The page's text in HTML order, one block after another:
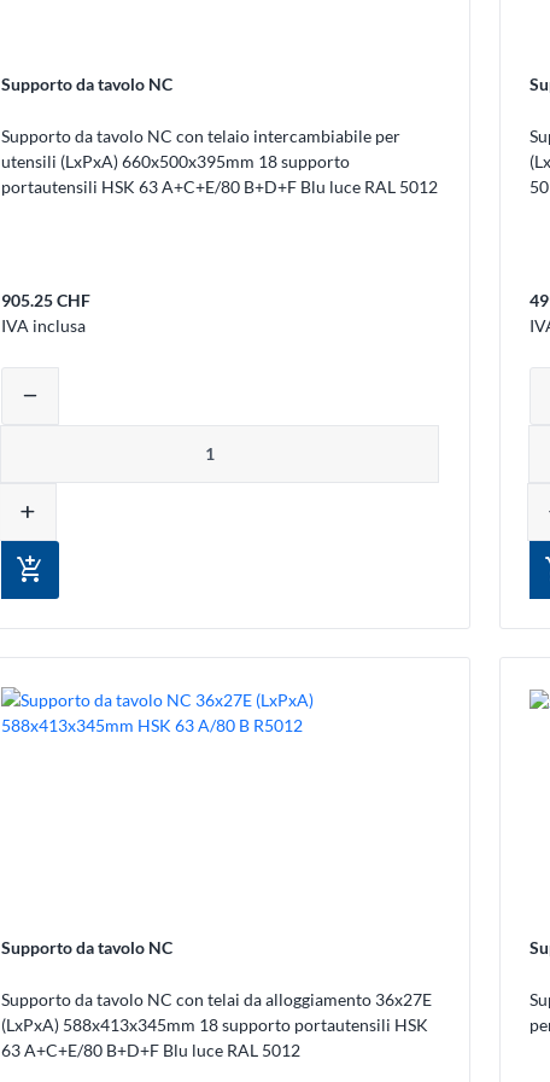
Supporto da tavolo NC
Supporto da tavolo NC con telaio intercambiabile per
utensili (LxPxA) 660x500x395mm 18 supporto
portautensili HSK 63 A+C+E/80 B+D+F Blu luce RAL 5012
905.25 CHF
IVA inclusa
Regolare la quantità del prodotto o
remove
add
add_shopping_cart
Supporto da tavolo NC
Supporto da tavolo NC con telai da alloggiamento 36x27E
(LxPxA) 588x413x345mm 18 supporto portautensili HSK
63 A+C+E/80 B+D+F Blu luce RAL 5012